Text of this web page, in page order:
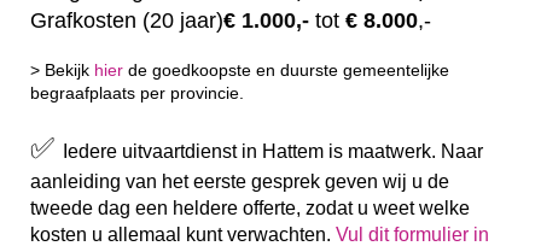
Grafkosten (20 jaar)€ 1.000,- tot € 8.000,-
> Bekijk hier de goedkoopste en duurste gemeentelijke
begraafplaats per provincie.
✅
Iedere uitvaartdienst in Hattem is maatwerk. Naar
aanleiding van het eerste gesprek geven wij u de
tweede dag een heldere offerte, zodat u weet welke
kosten u allemaal kunt verwachten. Vul dit formulier in